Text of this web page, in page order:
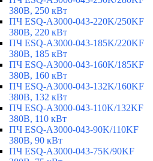
380В, 250 кВт
ПЧ ESQ-A3000-043-220K/250KF
380В, 220 кВт
ПЧ ESQ-A3000-043-185K/220KF
380В, 185 кВт
ПЧ ESQ-A3000-043-160K/185KF
380В, 160 кВт
ПЧ ESQ-A3000-043-132K/160KF
380В, 132 кВт
ПЧ ESQ-A3000-043-110K/132KF
380В, 110 кВт
ПЧ ESQ-A3000-043-90K/110KF
380В, 90 кВт
ПЧ ESQ-A3000-043-75K/90KF